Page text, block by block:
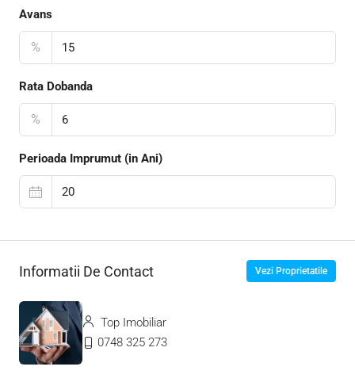
Avans
%
Rata Dobanda
%
Perioada Imprumut (in Ani)
Informatii De Contact Vezi Proprietatile
Top Imobiliar
0748 325 273